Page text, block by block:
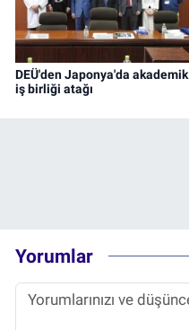
DEÜ'den Japonya'da akademik
iş birliği atağı
Yorumlar